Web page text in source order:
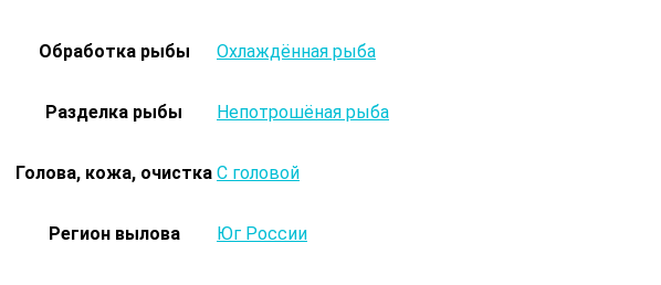
Обработка рыбы Охлаждённая рыба
Разделка рыбы Непотрошёная рыба
Голова, кожа, очистка С головой
Регион вылова Юг России